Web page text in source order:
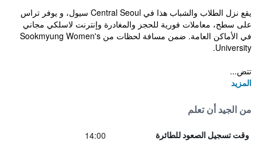
يقع نزل الطلاب والشباب هذا في Central Seoul سيول، و يوفر تراس
على سطح، معاملات فورية للحجز والمغادرة وإنترنت لاسلكي مجاني
في الأماكن العامة. ضمن مسافة لحظات من Sookmyung Women's
University.
تتض...
المزيد
من الجيد أن تعلم
وقت تسجيل الصعود للطائرة 14:00